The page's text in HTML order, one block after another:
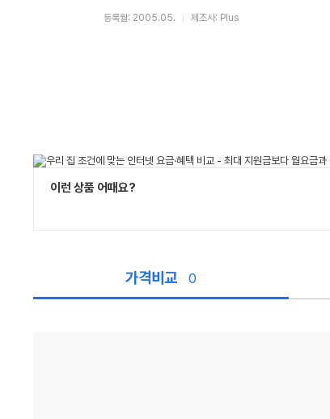
등록월: 2005.05. 제조사: Plus
이런 상품 어때요?
가격비교 0